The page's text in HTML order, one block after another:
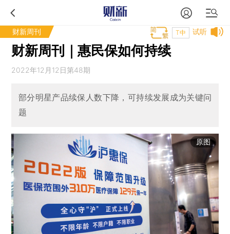
财新周刊 试听
T中
财新周刊｜惠民保如何持续
2022年12月12日第48期
部分明星产品续保人数下降，可持续发展成为关键问
题
原图